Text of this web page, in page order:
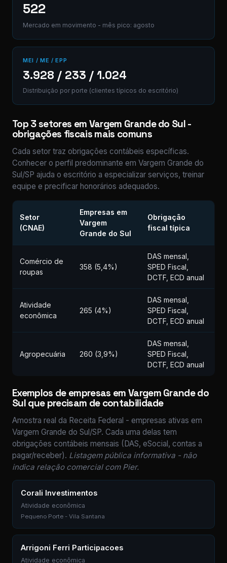
522
Mercado em movimento - mês pico: agosto
MEI / ME / EPP
3.928 / 233 / 1.024
Distribuição por porte (clientes típicos do escritório)
Top 3 setores em Vargem Grande do Sul -
obrigações fiscais mais comuns
Cada setor traz obrigações contábeis específicas.
Conhecer o perfil predominante em Vargem Grande do
Sul/SP ajuda o escritório a especializar serviços, treinar
equipe e precificar honorários adequados.
Setor
(CNAE)
Empresas em
Vargem
Grande do Sul
Obrigação
fiscal típica
Comércio de
roupas
358 (5,4%)
DAS mensal,
SPED Fiscal,
DCTF, ECD anual
Atividade
econômica
265 (4%)
DAS mensal,
SPED Fiscal,
DCTF, ECD anual
Agropecuária 260 (3,9%)
DAS mensal,
SPED Fiscal,
DCTF, ECD anual
Exemplos de empresas em Vargem Grande do
Sul que precisam de contabilidade
Amostra real da Receita Federal - empresas ativas em
Vargem Grande do Sul/SP. Cada uma delas tem
obrigações contábeis mensais (DAS, eSocial, contas a
pagar/receber). Listagem pública informativa - não
indica relação comercial com Pier.
Corali Investimentos
Atividade econômica
Pequeno Porte - Vila Santana
Arrigoni Ferri Participacoes
Atividade econômica